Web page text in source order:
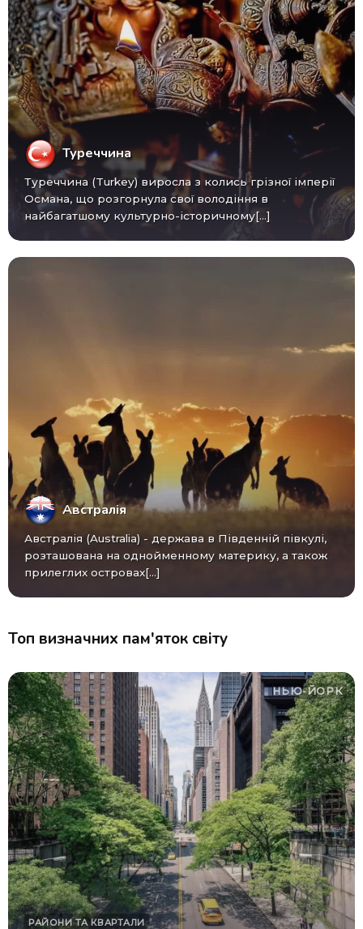
Туреччина
Туреччина (Turkey) виросла з колись грізної імперії
Османа, що розгорнула свої володіння в
найбагатшому культурно-історичному[...]
Австралія
Австралія (Australia) - ​​держава в Південній півкулі,
розташована на однойменному материку, а також
прилеглих островах[...]
Топ визначних пам'яток світу
НЬЮ-ЙОРК
РАЙОНИ ТА КВАРТАЛИ